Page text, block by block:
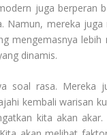
juga berperan
Namun, mereka
mengemasnya
dinamis.
soal rasa. Mereka
kembali warisan
kita akan